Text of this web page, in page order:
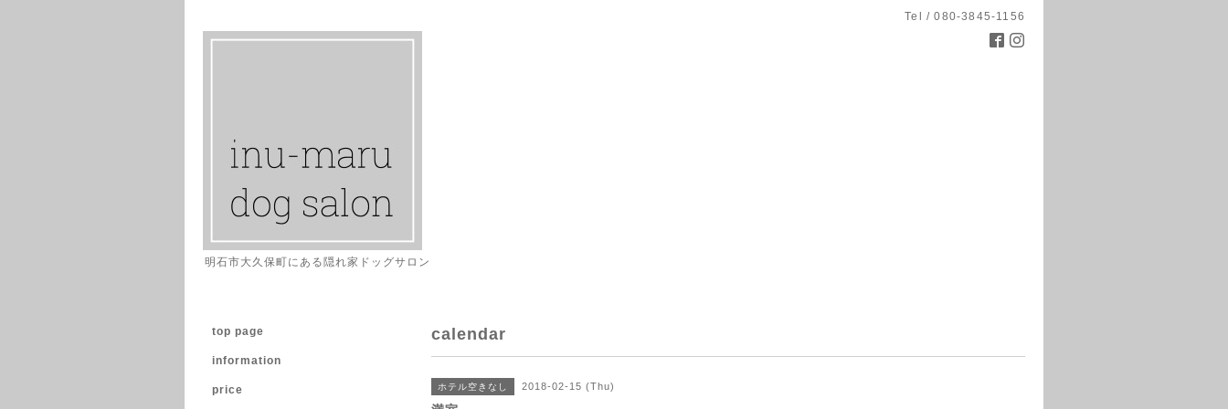
Tel / 080-3845-1156
明石市大久保町にある隠れ家ドッグサロン
calendar
ホテル空きなし 2018-02-15 (Thu)
top page
information
price